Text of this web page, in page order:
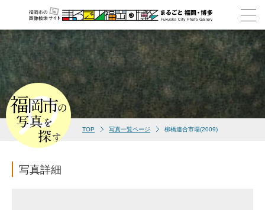
TOP 写真一覧ページ 柳橋連合市場(2009)
写真詳細